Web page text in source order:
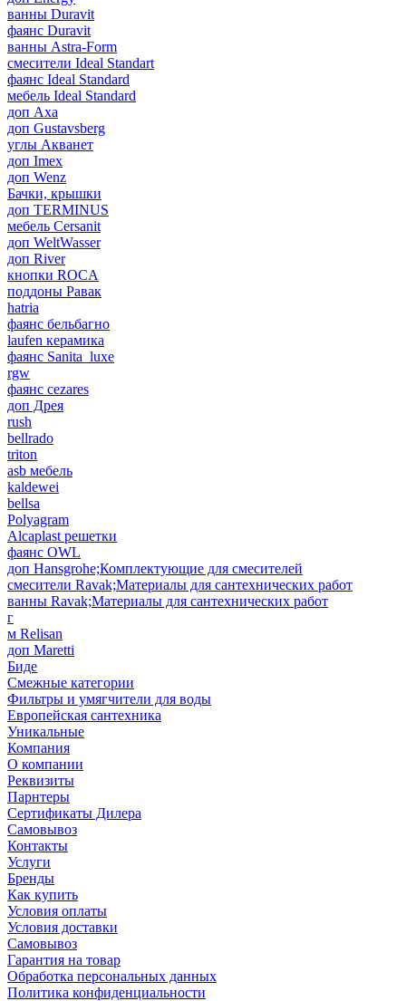
ванны Duravit
фаянс Duravit
ванны Astra-Form
смесители Ideal Standart
фаянс Ideal Standard
мебель Ideal Standard
доп Axa
доп Gustavsberg
углы Акванет
доп Imex
доп Wenz
Бачки, крышки
доп TERMINUS
мебель Cersanit
доп WeltWasser
доп River
кнопки ROCA
поддоны Равак
hatria
фаянс бельбагно
laufen керамика
фаянс Sanita_luxe
rgw
фаянс cezares
доп Дрея
rush
bellrado
triton
asb мебель
kaldewei
bellsa
Polyagram
Alcaplast решетки
фаянс OWL
доп Hansgrohe;Комплектующие для смесителей
смесители Ravak;Материалы для сантехнических работ
ванны Ravak;Материалы для сантехнических работ
г
м Relisan
доп Maretti
Биде
Смежные категории
Фильтры и умягчители для воды
Европейская сантехника
Уникальные
Компания
О компании
Реквизиты
Парнтеры
Сертификаты Дилера
Самовывоз
Контакты
Услуги
Бренды
Как купить
Условия оплаты
Условия доставки
Самовывоз
Гарантия на товар
Обработка персональных данных
Политика конфиденциальности